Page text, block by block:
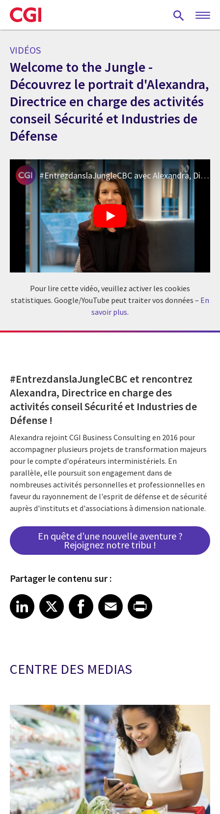
Skip
to
main
VIDÉOS
Welcome to the Jungle -
Découvrez le portrait d'Alexandra,
Directrice en charge des activités
conseil Sécurité et Industries de
Défense
#EntrezdanslaJungleCBC avec Alexandra, Directrice Conseil
Pour lire cette vidéo, veuillez activer les cookies
statistiques. Google/YouTube peut traiter vos données – En
savoir plus.
#EntrezdanslaJungleCBC et rencontrez
Alexandra, Directrice en charge des
activités conseil Sécurité et Industries de
Défense !
Alexandra rejoint CGI Business Consulting en 2016 pour
accompagner plusieurs projets de transformation majeurs
pour le compte d'opérateurs interministériels. En
parallèle, elle poursuit son engagement dans de
nombreuses activités personnelles et professionnelles en
faveur du rayonnement de l'esprit de défense et de sécurité
auprès d'instituts et d'associations à dimension nationale.
En quête d’une nouvelle aventure ?
Rejoignez notre tribu !
Partager le contenu sur :
Share article on LinkedIn
LinkedIn
Share article on XShare article on Facebook
Facebook
Share article on Email
EmailShare article on Print
CENTRE DES MEDIAS